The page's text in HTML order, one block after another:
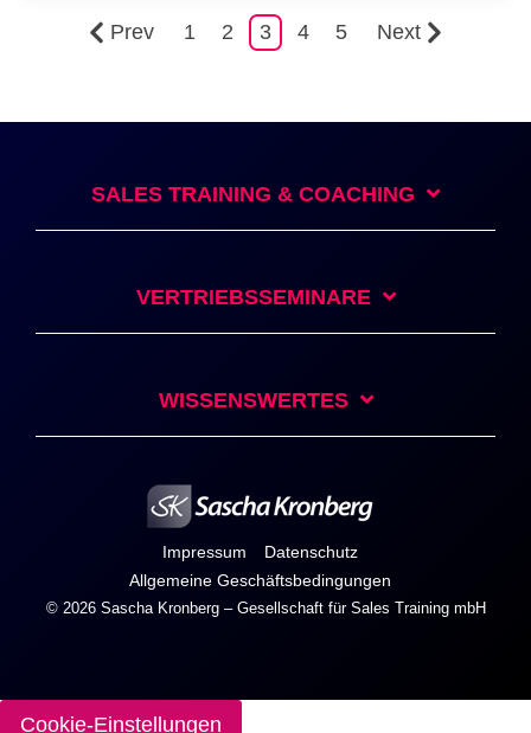
Prev 1 2 3 4 5 Next
SALES TRAINING & COACHING
VERTRIEBSSEMINARE
WISSENSWERTES
Impressum
Datenschutz
Allgemeine Geschäftsbedingungen
© 2026 Sascha Kronberg – Gesellschaft für Sales Training mbH
Cookie-Einstellungen